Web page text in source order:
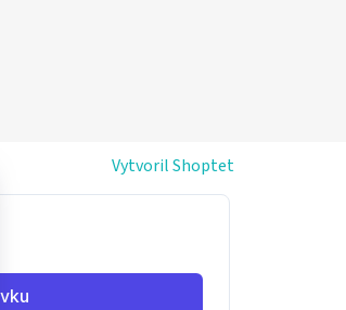
Vytvoril Shoptet